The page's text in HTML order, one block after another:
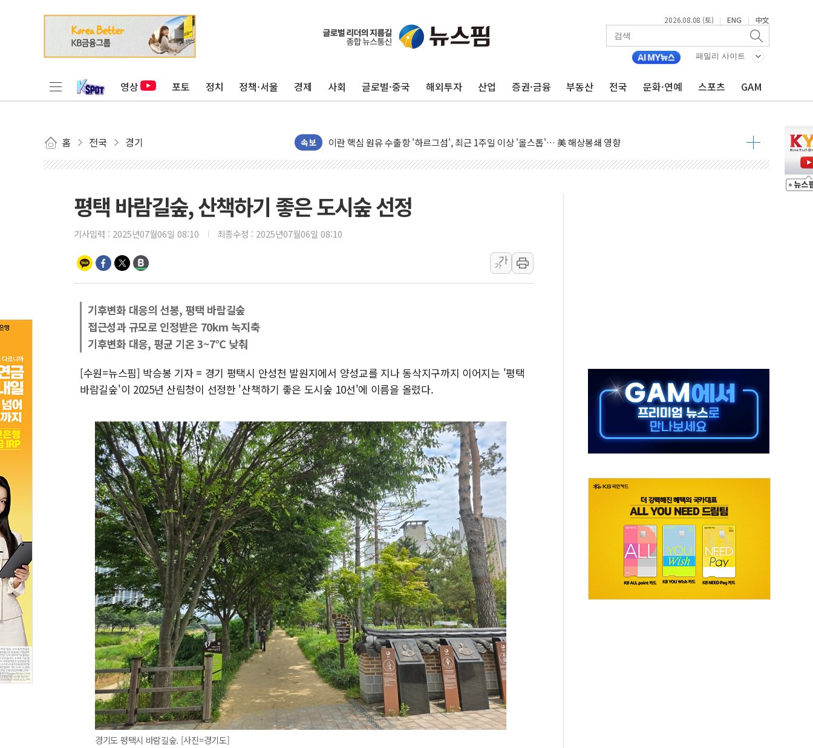
2026.08.08 (토) | ENG | 中文
패밀리 사이트
영상 포토 정치 정책·서울 경제 사회 글로벌·중국 해외투자 산업 증권·금융 부동산 전국 문화·연예 스포츠 GAM
홈 전국 경기 속보
유럽증시, 美 고용 예상 밖 부진에 연준 금리 인상 가능성 낮아지며 상승… STOXX 600 지수는 나흘 연속 최고치
미 연준 매파 기세 꺾이나…고용 감소에 9월 동결 전망 우세
트럼프, 백신·자폐증 행정명령 검토…"이르면 다음 주"
美 항소법원, 백악관 무도회장 공사 중단 명령…트럼프 제동
美 고용 쇼크에 엔화 장중 급등…시장은 "또 개입했나" 촉각
[AI MY 뉴스] 뉴욕 반도체주 프리뷰...美 고용 쇼크에 반도체주 '활짝'
[종합] 美 7월 고용 2만3000명 감소 '쇼크'…9월 금리 인상 기대 후퇴
[사진] 이슬람 수니파 3개국, 공동방위협정 체결
뉴욕증시 개장 전 특징주...아틀라시안·클라우드플레어·태양광주↑ VS 트레이드데스크·웬디스↓
보훈부, 미 DPAA와 MOU… "6·25 미군 실종자 7359명 끝까지 찾겠다"
트럼프 "금리 내려야"…파월 때와 달리 워시엔 톤 낮춰
특정 정치인 측근 포항시 정책특보 내정설...포항시 '시끌'
이란와이어 "이란 최고지도자 위독…곧 사망해도 놀랍지 않아"
평택 바람길숲, 산책하기 좋은 도시숲 선정
기사입력 : 2025년07월06일 08:10 최종수정 : 2025년07월06일 08:10
가
가
기후변화 대응의 선봉, 평택 바람길숲
접근성과 규모로 인정받은 70km 녹지축
기후변화 대응, 평균 기온 3~7℃ 낮춰
[수원=뉴스핌] 박승봉 기자 = 경기 평택시 안성천 발원지에서 양성교를 지나 동삭지구까지 이어지는 '평택
바람길숲'이 2025년 산림청이 선정한 '산책하기 좋은 도시숲 10선'에 이름을 올렸다.
경기도 평택시 바람길숲. [사진=경기도]